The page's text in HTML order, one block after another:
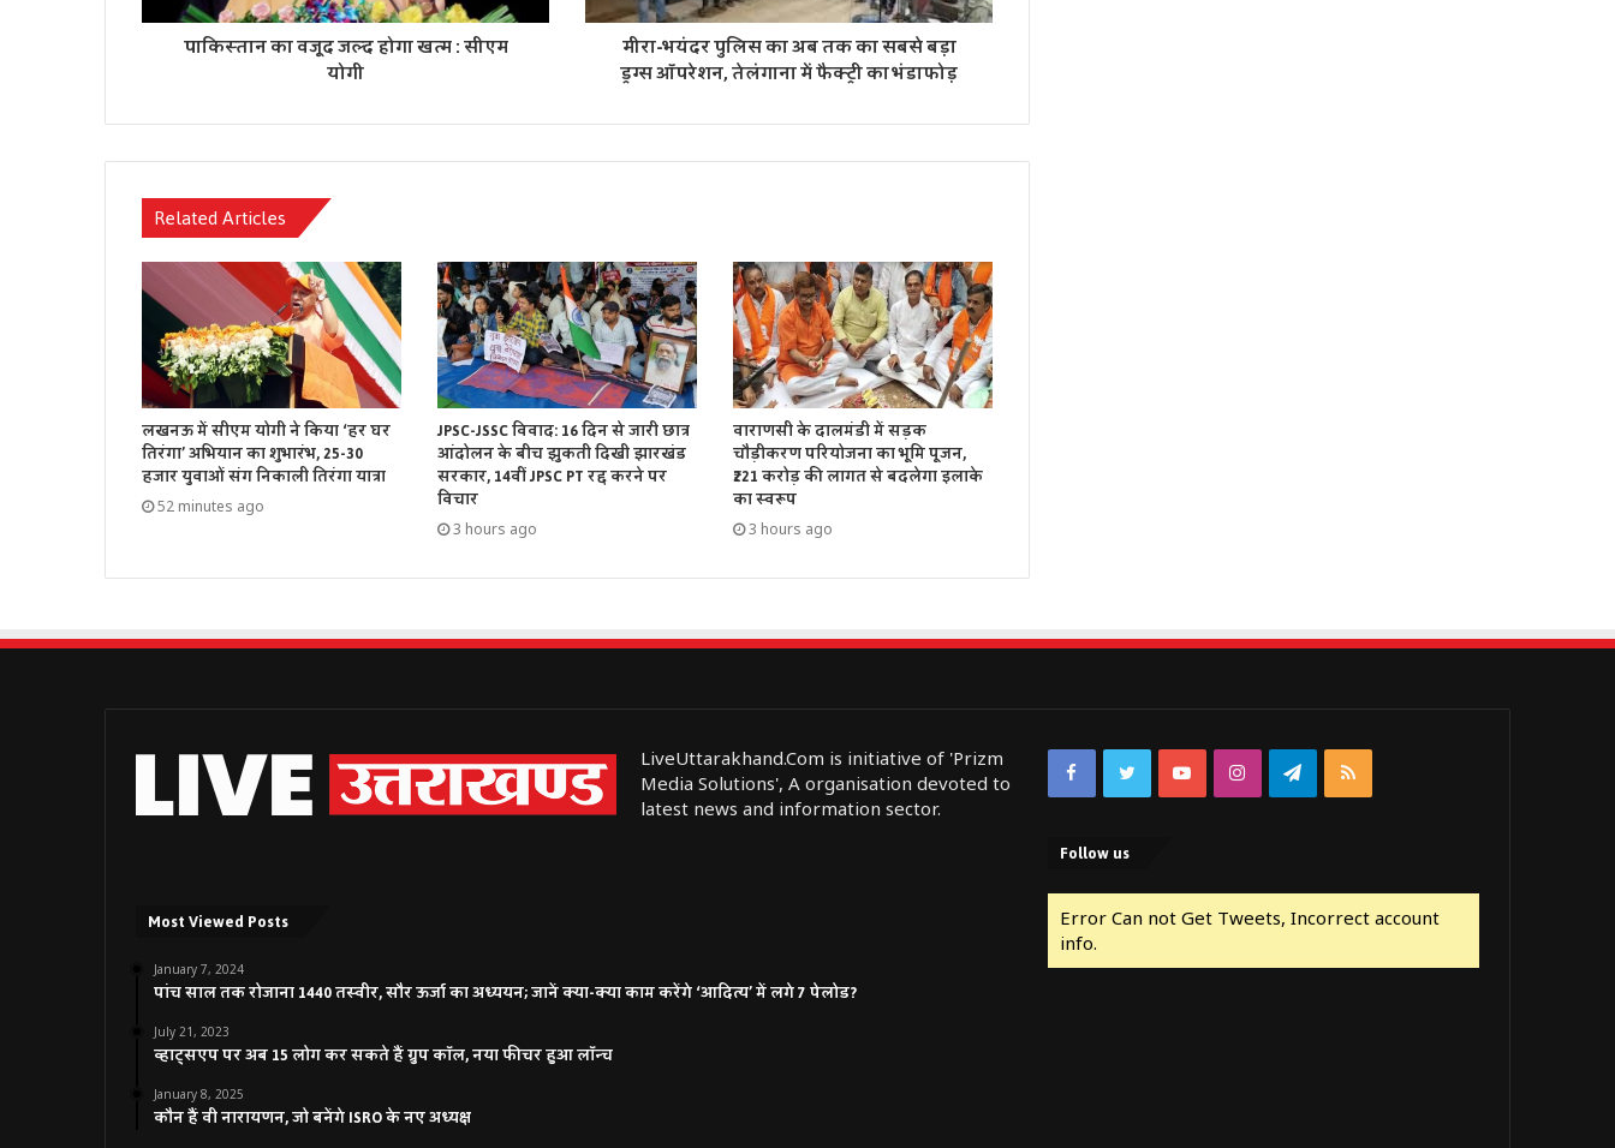
पाकिस्तान का वजूद जल्द होगा खत्म : सीएम
योगी
मीरा-भयंदर पुलिस का अब तक का सबसे बड़ा
ड्रग्स ऑपरेशन, तेलंगाना में फैक्ट्री का भंडाफोड़
Related Articles
लखनऊ में सीएम योगी ने किया ‘हर घर
तिरंगा’ अभियान का शुभारंभ, 25-30
हजार युवाओं संग निकाली तिरंगा यात्रा
52 minutes ago
JPSC-JSSC विवाद: 16 दिन से जारी छात्र
आंदोलन के बीच झुकती दिखी झारखंड
सरकार, 14वीं JPSC PT रद्द करने पर
विचार
3 hours ago
वाराणसी के दालमंडी में सड़क
चौड़ीकरण परियोजना का भूमि पूजन,
₹221 करोड़ की लागत से बदलेगा इलाके
का स्वरूप
3 hours ago
LiveUttarakhand.Com is initiative of 'Prizm
Media Solutions', A organisation devoted to
latest news and information sector.
Most Viewed Posts
January 7, 2024
पांच साल तक रोजाना 1440 तस्वीर, सौर ऊर्जा का अध्ययन; जानें क्या-क्या काम करेंगे ‘आदित्य’ में लगे 7 पेलोड?
July 21, 2023
व्हाट्सएप पर अब 15 लोग कर सकते हैं ग्रुप कॉल, नया फीचर हुआ लॉन्च
January 8, 2025
कौन हैं वी नारायणन, जो बनेंगे ISRO के नए अध्यक्ष
FacebookTwitterYouTubeInstagramTelegram
RSS
Follow us
Error Can not Get Tweets, Incorrect account
info.